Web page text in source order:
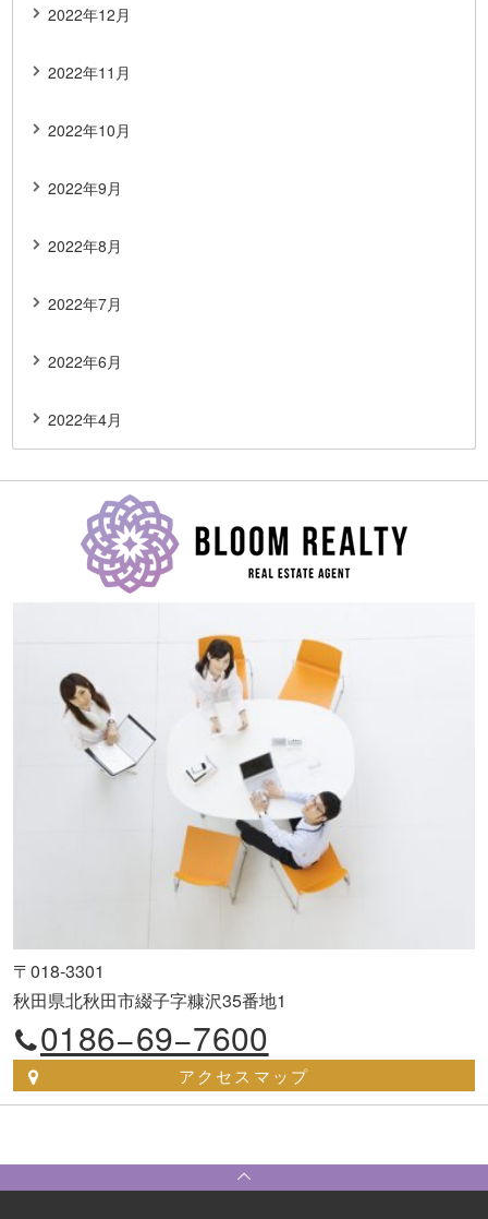
2022年12月
2022年11月
2022年10月
2022年9月
2022年8月
2022年7月
2022年6月
2022年4月
〒018-3301
秋田県北秋田市綴子字糠沢35番地1
0186−69−7600
アクセスマップ